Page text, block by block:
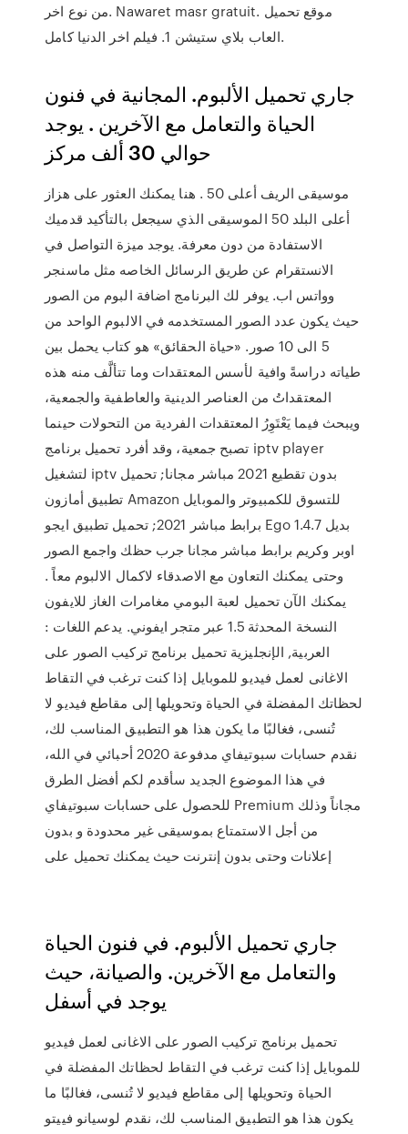
من نوع اخر. Nawaret masr gratuit. موقع تحميل
العاب بلاي ستيشن 1. فيلم اخر الدنيا كامل.
جاري تحميل الألبوم. المجانية في فنون
الحياة والتعامل مع الآخرين . يوجد
حوالي 30 ألف مركز
موسيقى الريف أعلى 50 . هنا يمكنك العثور على هزاز
أعلى البلد 50 الموسيقى الذي سيجعل بالتأكيد قدميك
الاستفادة من دون معرفة. يوجد ميزة التواصل في
الانستقرام عن طريق الرسائل الخاصه مثل ماسنجر
وواتس اب. يوفر لك البرنامج اضافة البوم من الصور
حيث يكون عدد الصور المستخدمه في الالبوم الواحد من
5 الى 10 صور. «حياة الحقائق» هو كتاب يحمل بين
طياته دراسةً وافية لأسس المعتقدات وما تتألَّف منه هذه
المعتقداتُ من العناصر الدينية والعاطفية والجمعية،
ويبحث فيما يَعْتَوِرُ المعتقدات الفردية من التحولات حينما
تصبح جمعية، وقد أفرد تحميل برنامج iptv player
لتشغيل iptv بدون تقطيع 2021 مباشر مجانا; تحميل
تطبيق أمازون Amazon للتسوق للكمبيوتر والموبايل
برابط مباشر 2021; تحميل تطبيق ايجو Ego 1.4.7 بديل
اوبر وكريم برابط مباشر مجانا جرب حظك واجمع الصور
وحتى يمكنك التعاون مع الاصدقاء لاكمال الالبوم معاً .
يمكنك الآن تحميل لعبة البومي مغامرات الغاز للايفون
النسخة المحدثة 1.5 عبر متجر ايفوني. يدعم اللغات :
العربية, الإنجليزية تحميل برنامج تركيب الصور على
الاغانى لعمل فيديو للموبايل إذا كنت ترغب في التقاط
لحظاتك المفضلة في الحياة وتحويلها إلى مقاطع فيديو لا
تُنسى، فغالبًا ما يكون هذا هو التطبيق المناسب لك،
نقدم حسابات سبوتيفاي مدفوعة 2020 أحبائي في الله،
في هذا الموضوع الجديد سأقدم لكم أفضل الطرق
للحصول على حسابات سبوتيفاي Premium مجاناً وذلك
من أجل الاستمتاع بموسيقى غير محدودة و بدون
إعلانات وحتى بدون إنترنت حيث يمكنك تحميل على
جاري تحميل الألبوم. في فنون الحياة
والتعامل مع الآخرين. والصيانة، حيث
يوجد في أسفل
تحميل برنامج تركيب الصور على الاغانى لعمل فيديو
للموبايل إذا كنت ترغب في التقاط لحظاتك المفضلة في
الحياة وتحويلها إلى مقاطع فيديو لا تُنسى، فغالبًا ما
يكون هذا هو التطبيق المناسب لك، نقدم لوسيانو فييتو